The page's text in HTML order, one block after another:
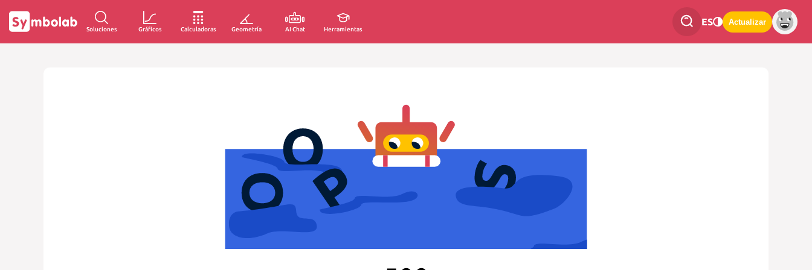
Soluciones Gráficos Calculadoras Geometría AI Chat Herramientas
ES Actualizar